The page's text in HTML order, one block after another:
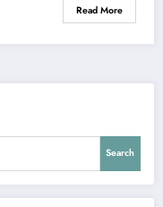
Read More
Search